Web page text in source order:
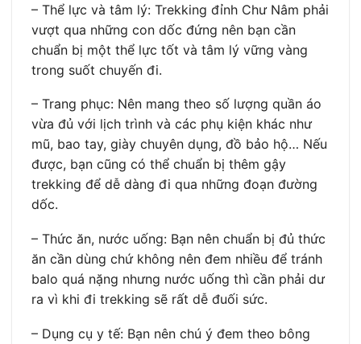
– Thể lực và tâm lý: Trekking đỉnh Chư Nâm phải
vượt qua những con dốc đứng nên bạn cần
chuẩn bị một thể lực tốt và tâm lý vững vàng
trong suốt chuyến đi.
– Trang phục: Nên mang theo số lượng quần áo
vừa đủ với lịch trình và các phụ kiện khác như
mũ, bao tay, giày chuyên dụng, đồ bảo hộ… Nếu
được, bạn cũng có thể chuẩn bị thêm gậy
trekking để dễ dàng đi qua những đoạn đường
dốc.
– Thức ăn, nước uống: Bạn nên chuẩn bị đủ thức
ăn cần dùng chứ không nên đem nhiều để tránh
balo quá nặng nhưng nước uống thì cần phải dư
ra vì khi đi trekking sẽ rất dễ đuối sức.
– Dụng cụ y tế: Bạn nên chú ý đem theo bông